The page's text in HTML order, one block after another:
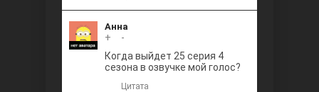
Анна
+
-
Когда выйдет 25 серия 4
сезона в озвучке мой голос?
Цитата